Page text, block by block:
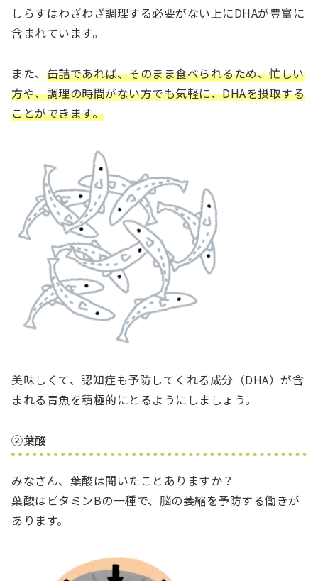
しらすはわざわざ調理する必要がない上にDHAが豊富に
含まれています。
また、 缶詰であれば、そのまま食べられるため、忙しい
方や、調理の時間がない方でも気軽に、DHAを摂取する
ことができます。
美味しくて、認知症も予防してくれる成分（DHA）が含
まれる青魚を積極的にとるようにしましょう。
②葉酸
みなさん、葉酸は聞いたことありますか？
葉酸はビタミンBの一種で、脳の萎縮を予防する働きが
あります。